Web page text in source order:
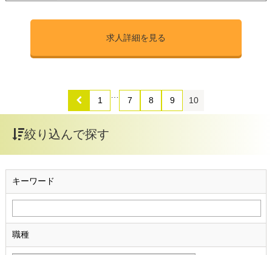
求人詳細を見る
1 7 8 9 10
絞り込んで探す
キーワード
職種